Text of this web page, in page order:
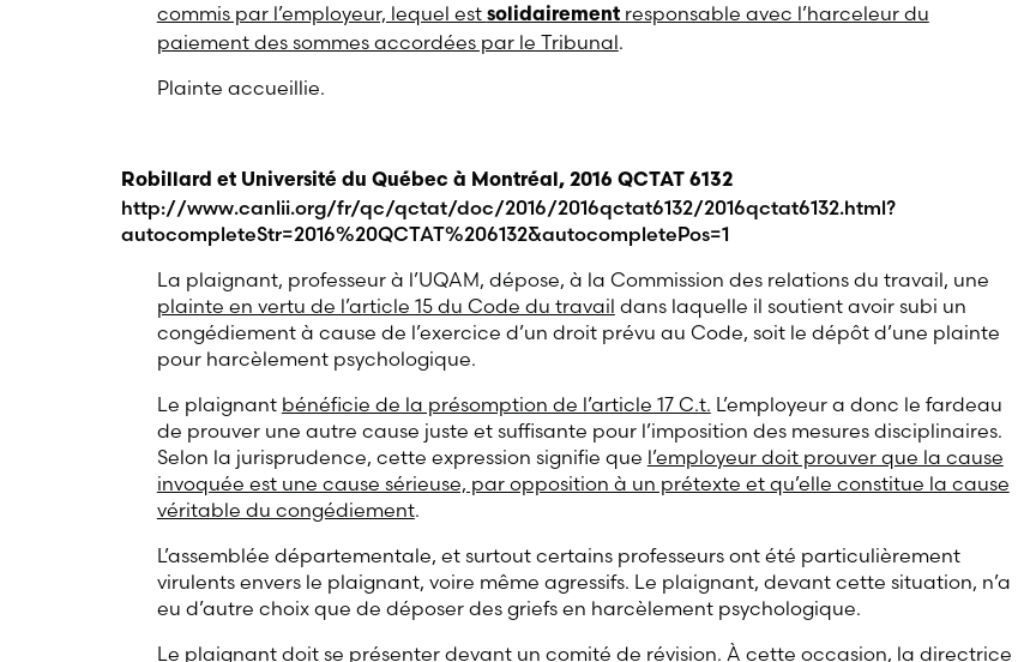
commis par l’employeur, lequel est solidairementresponsable avec l’harceleur du
paiement des sommes accordées par le Tribunal.
Plainte accueillie.
Robillard et Université du Québec à Montréal, 2016 QCTAT 6132
http://www.canlii.org/fr/qc/qctat/doc/2016/2016qctat6132/2016qctat6132.html?
autocompleteStr=2016%20QCTAT%206132&autocompletePos=1
La plaignant, professeur à l’UQAM, dépose, à la Commission des relations du travail, une
plainte en vertu de l’article 15 du Code du travail dans laquelle il soutient avoir subi un
congédiement à cause de l’exercice d’un droit prévu au Code, soit le dépôt d’une plainte
pour harcèlement psychologique.
Le plaignant bénéficie de la présomption de l’article 17 C.t. L’employeur a donc le fardeau
de prouver une autre cause juste et suffisante pour l’imposition des mesures disciplinaires.
Selon la jurisprudence, cette expression signifie que l’employeur doit prouver que la cause
invoquée est une cause sérieuse, par opposition à un prétexte et qu’elle constitue la cause
véritable du congédiement.
L’assemblée départementale, et surtout certains professeurs ont été particulièrement
virulents envers le plaignant, voire même agressifs. Le plaignant, devant cette situation, n’a
eu d’autre choix que de déposer des griefs en harcèlement psychologique.
Le plaignant doit se présenter devant un comité de révision. À cette occasion, la directrice